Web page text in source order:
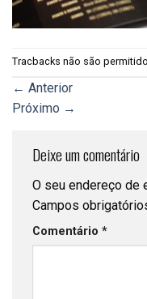
Tracbacks não são
← Anterior
Próximo →
Deixe um comentário
O seu endereço de
Campos
Comentário *